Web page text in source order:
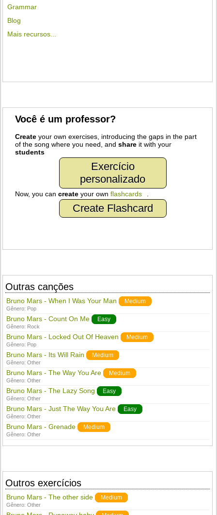
Grammar
Blog
Mais recursos...
Você é um professor?
Create your own exercises, introducing the gaps in the part
of the song where you need, andshare it with your
students
Exercício
personalizado
Now, you cancreate your ownflashcards
Create Flashcard
Outras canções
Bruno Mars - When I Was Your Man Medium
Gênero: Pop
Bruno Mars - Count On Me Easy
Gênero: Rock
Bruno Mars - Locked Out Of Heaven Medium
Gênero: Pop
Bruno Mars - Its Will Rain Medium
Gênero:Other
Bruno Mars - The Way You Are Medium
Gênero:Other
Bruno Mars - The Lazy Song Easy
Gênero:Other
Bruno Mars - Just The Way You Are Easy
Gênero:Other
Bruno Mars - Grenade Medium
Gênero:Other
Outros exercícios
Bruno Mars - The other side Medium
Gênero:Other